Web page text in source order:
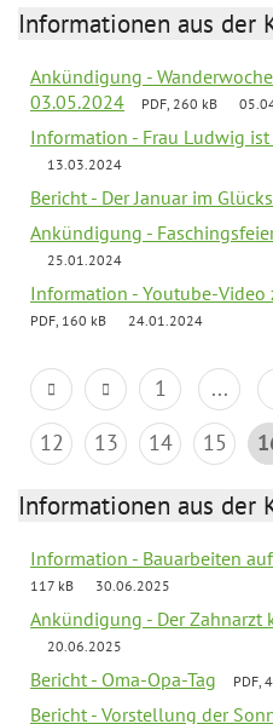
Informationen aus der
Ankündigung -
03.05.2024
PDF, 260 kB
Information - Frau Ludwig
13.03.2024
Bericht - Der Januar im
Ankündigung -
25.01.2024
Information - Youtube-
PDF, 160 kB 24.01.2024
1 ...
12
13 14 15
Informationen aus der
Information - Bauarbeiten
117 kB
30.06.2025
Ankündigung - Der Zahnarzt
20.06.2025
Bericht - Oma-Opa-Tag PDF,
Bericht - Vorstellung der